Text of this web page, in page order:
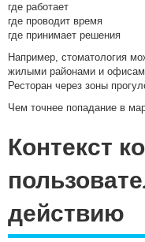
где работает
где проводит время
где принимает решения
Например, стоматология
жилыми районами и
Ресторан через зоны
Чем точнее попадание в
Контекст
действию